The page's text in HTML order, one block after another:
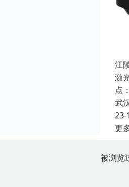
江
激
点
武
23-
更
被浏览